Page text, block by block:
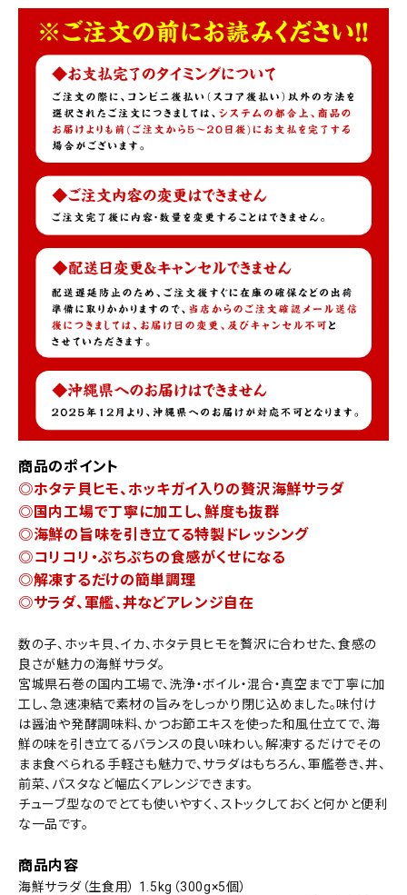
商品のポイント
◎ホタテ貝ヒモ、ホッキガイ入りの贅沢海鮮サラダ
◎国内工場で丁寧に加工し、鮮度も抜群
◎海鮮の旨味を引き立てる特製ドレッシング
◎コリコリ・ぷちぷちの食感がくせになる
◎解凍するだけの簡単調理
◎サラダ、軍艦、丼などアレンジ自在
数の子、ホッキ貝、イカ、ホタテ貝ヒモを贅沢に合わせた、食感の
良さが魅力の海鮮サラダ。
宮城県石巻の国内工場で、洗浄・ボイル・混合・真空まで丁寧に加
工し、急速凍結で素材の旨みをしっかり閉じ込めました。味付け
は醤油や発酵調味料、かつお節エキスを使った和風仕立てで、海
鮮の味を引き立てるバランスの良い味わい。解凍するだけでその
まま食べられる手軽さも魅力で、サラダはもちろん、軍艦巻き、丼、
前菜、パスタなど幅広くアレンジできます。
チューブ型なのでとても使いやすく、ストックしておくと何かと便利
な一品です。
商品内容
海鮮サラダ（生食用） 1.5kg（300g×5個）